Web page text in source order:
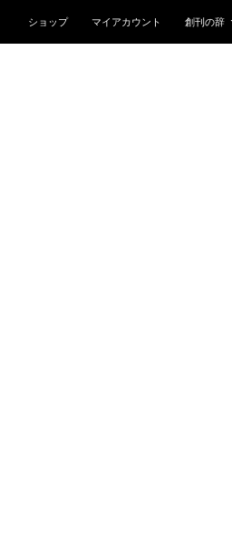
ショップ マイアカウント 創刊の辞